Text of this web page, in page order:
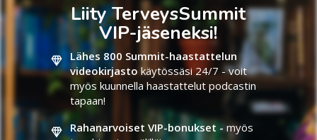
Liity TerveysSummit
VIP-jäseneksi!
Lähes 800 Summit-haastattelun
videokirjasto käytössäsi 24/7 - voit
myös kuunnella haastattelut podcastin
tapaan!
Rahanarvoiset VIP-bonukset -myös